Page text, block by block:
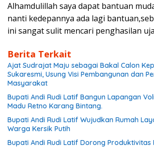
Alhamdulillah saya dapat bantuan
nanti kedepannya ada lagi
ini sangat sulit mencari penghasilan
Berita Terkait
Ajat Sudrajat Maju sebagai Bakal Calon
Sukaresmi, Usung Visi Pembangunan dan
Masyarakat
Bupati Andi Rudi Latif Bangun Lapangan
Madu Retno Karang Bintang.
Bupati Andi Rudi Latif Wujudkan Rumah
Warga Kersik Putih
Bupati Andi Rudi Latif Dorong Produktivitas